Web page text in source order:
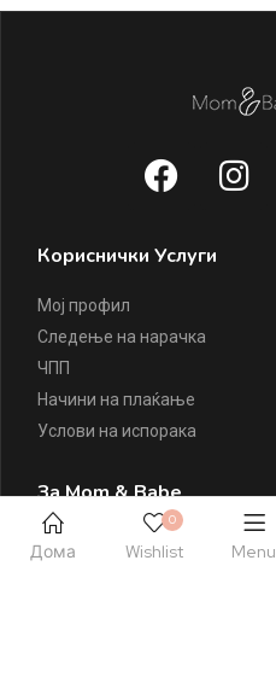
Кориснички Услуги
Мој профил
Следење на нарачка
ЧПП
Начини на плаќање
Услови на испорака
За Mom & Babe
За Mom & Babe
Дома
0
Wishlist Menu